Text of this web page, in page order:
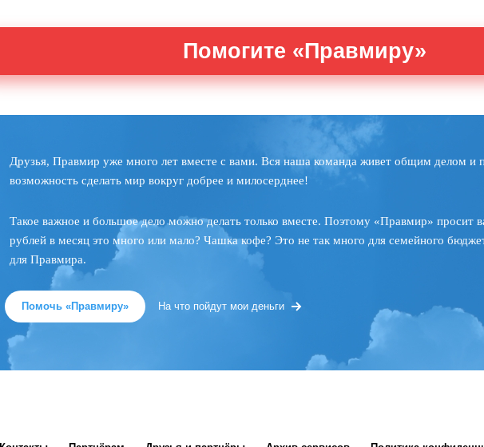
Помогите «Правмиру»
Друзья, Правмир уже много лет вместе с вами. Вся наша команда живет общим делом и
возможность сделать мир вокруг добрее и милосерднее!
Такое важное и большое дело можно делать только вместе. Поэтому «Правмир» просит
рублей в месяц это много или мало? Чашка кофе? Это не так много для семейного
для Правмира.
Помочь «Правмиру» На что пойдут мои деньги